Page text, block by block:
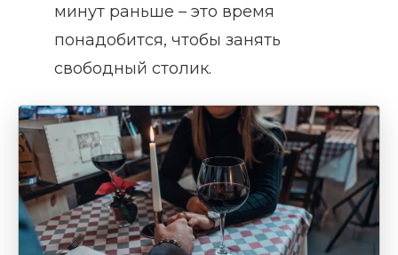
минут раньше – это время
понадобится, чтобы занять
свободный столик.